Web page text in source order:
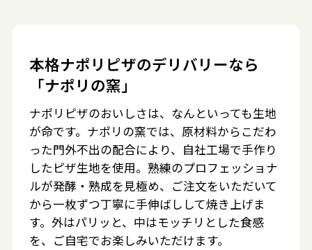
本格ナポリピザのデリバリーなら
「ナポリの窯」
ナポリピザのおいしさは、なんといっても生地
が命です。ナポリの窯では、原材料からこだわ
った門外不出の配合により、自社工場で手作り
したピザ生地を使用。熟練のプロフェッショナ
ルが発酵・熟成を見極め、ご注文をいただいて
から一枚ずつ丁寧に手伸ばしして焼き上げま
す。外はパリッと、中はモッチリとした食感
を、ご自宅でお楽しみいただけます。